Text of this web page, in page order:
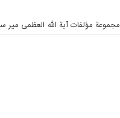
مجموعة مؤلفات آية الله العظمى مير